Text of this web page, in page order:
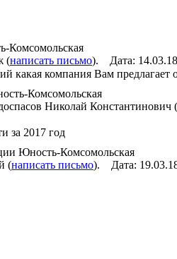
Комсомольская
(написать письмо). Дата:
какая компания Вам предлагает
Комсомольская
Николай Константинович (
за 2017 год
Юность-Комсомольская
(написать письмо). Дата: